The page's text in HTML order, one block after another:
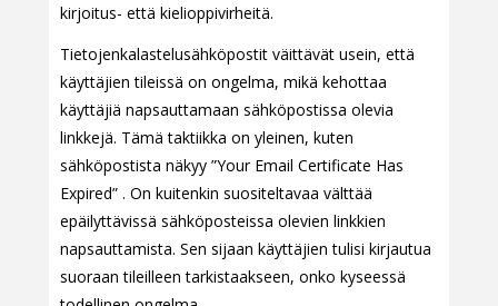
kirjoitus- että kielioppivirheitä.
Tietojenkalastelusähköpostit väittävät usein, että
käyttäjien tileissä on ongelma, mikä kehottaa
käyttäjiä napsauttamaan sähköpostissa olevia
linkkejä. Tämä taktiikka on yleinen, kuten
sähköpostista näkyy ”Your Email Certificate Has
Expired” . On kuitenkin suositeltavaa välttää
epäilyttävissä sähköposteissa olevien linkkien
napsauttamista. Sen sijaan käyttäjien tulisi kirjautua
suoraan tileilleen tarkistaakseen, onko kyseessä